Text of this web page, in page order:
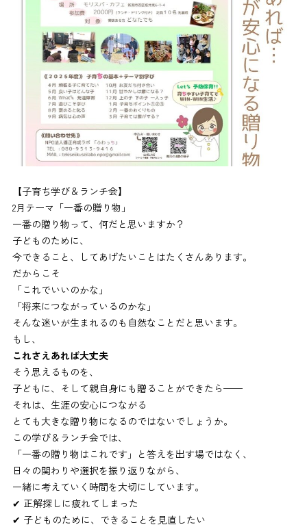
【子育ち学び＆ランチ会】
2月テーマ「一番の贈り物」
一番の贈り物って、何だと思いますか？
子どものために、
今できること、してあげたいことはたくさんあります。
だからこそ
「これでいいのかな」
「将来につながっているのかな」
そんな迷いが生まれるのも自然なことだと思います。
もし、
これさえあれば大丈夫
そう思えるものを、
子どもに、そして親自身にも贈ることができたら——
それは、生涯の安心につながる
とても大きな贈り物になるのではないでしょうか。
この学び＆ランチ会では、
「一番の贈り物はこれです」と答えを出す場ではなく、
日々の関わりや選択を振り返りながら、
一緒に考えていく時間を大切にしています。
✔ 正解探しに疲れてしまった
✔ 子どものために、できることを見直したい